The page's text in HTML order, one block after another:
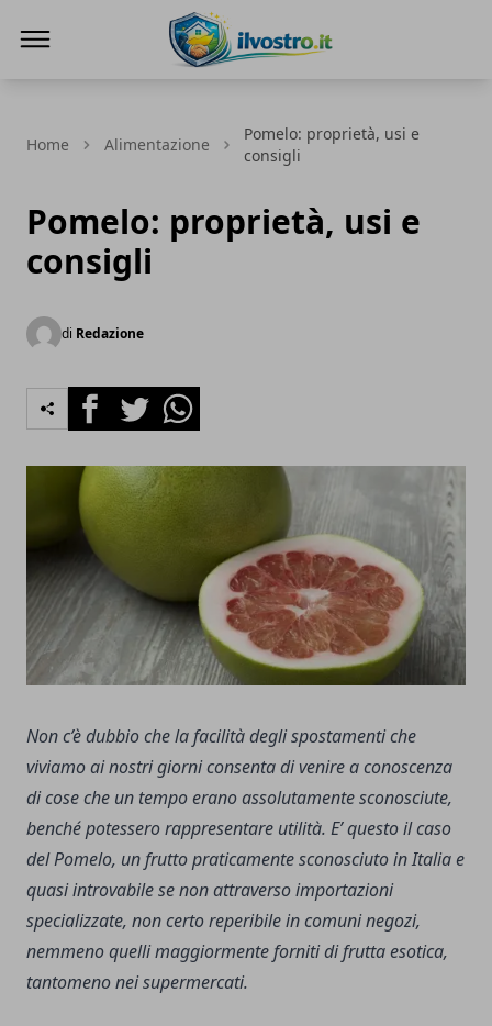
Home Alimentazione
Pomelo: proprietà, usi e
consigli
Pomelo: proprietà, usi e
consigli
di Redazione
FacebookTwitterWhatsapp
Non c’è dubbio che la facilità degli spostamenti che
viviamo ai nostri giorni consenta di venire a conoscenza
di cose che un tempo erano assolutamente sconosciute,
benché potessero rappresentare utilità. E’ questo il caso
del Pomelo, un frutto praticamente sconosciuto in Italia e
quasi introvabile se non attraverso importazioni
specializzate, non certo reperibile in comuni negozi,
nemmeno quelli maggiormente forniti di frutta esotica,
tantomeno nei supermercati.